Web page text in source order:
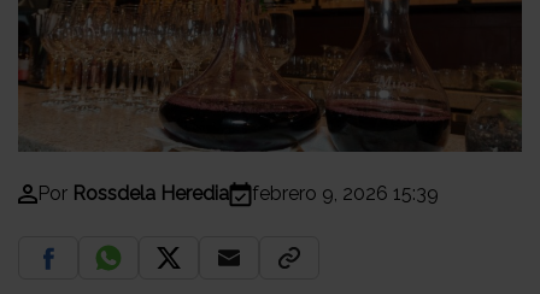
Por Rossdela Heredia febrero 9, 2026 15:39